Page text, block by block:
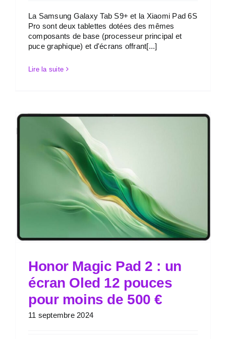
La Samsung Galaxy Tab S9+ et la Xiaomi Pad 6S
Pro sont deux tablettes dotées des mêmes
composants de base (processeur principal et
puce graphique) et d'écrans offrant[...]
Lire la suite
Honor Magic Pad 2 : un
écran Oled 12 pouces
pour moins de 500 €
11 septembre 2024